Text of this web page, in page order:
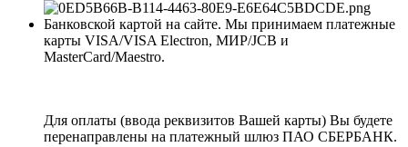
Банковской картой на сайте. Мы принимаем платежные
карты VISA/VISA Electron, МИР/JCB и
MasterCard/Maestro.
Для оплаты (ввода реквизитов Вашей карты) Вы будете
перенаправлены на платежный шлюз ПАО СБЕРБАНК.